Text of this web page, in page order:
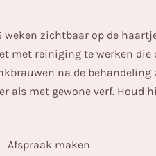
zichtbaar op de
met reiniging te werken die
na de
als met gewone verf. Houd
Afspraak maken